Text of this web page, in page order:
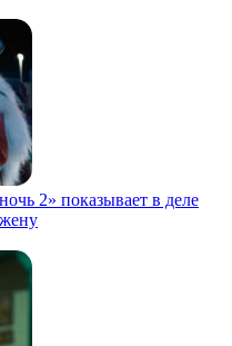
2» показывает в деле